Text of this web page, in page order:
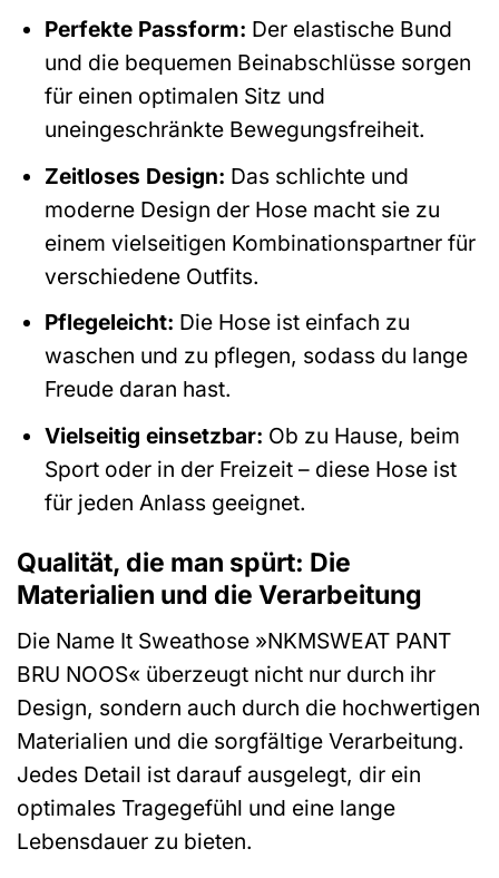
Perfekte Passform: Der elastische Bund
und die bequemen Beinabschlüsse sorgen
für einen optimalen Sitz und
uneingeschränkte Bewegungsfreiheit.
Zeitloses Design: Das schlichte und
moderne Design der Hose macht sie zu
einem vielseitigen Kombinationspartner für
verschiedene Outfits.
Pflegeleicht: Die Hose ist einfach zu
waschen und zu pflegen, sodass du lange
Freude daran hast.
Vielseitig einsetzbar: Ob zu Hause, beim
Sport oder in der Freizeit – diese Hose ist
für jeden Anlass geeignet.
Qualität, die man spürt: Die
Materialien und die Verarbeitung
Die Name It Sweathose »NKMSWEAT PANT
BRU NOOS« überzeugt nicht nur durch ihr
Design, sondern auch durch die hochwertigen
Materialien und die sorgfältige Verarbeitung.
Jedes Detail ist darauf ausgelegt, dir ein
optimales Tragegefühl und eine lange
Lebensdauer zu bieten.